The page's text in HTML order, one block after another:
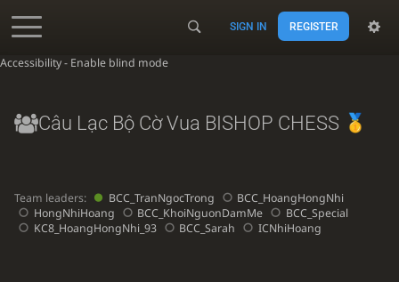
Accessibility - Enable blind mode
SIGN IN REGISTER
Câu Lạc Bộ Cờ Vua BISHOP CHESS
Team leaders: BCC_TranNgocTrong
BCC_HoangHongNhi
HongNhiHoang
BCC_KhoiNguonDamMe
BCC_Special
KC8_HoangHongNhi_93
BCC_Sarah ICNhiHoang